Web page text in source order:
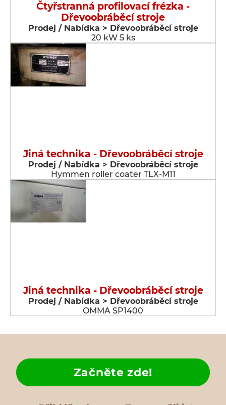
Čtyřstranná profilovací frézka -
Dřevoobráběcí stroje
Prodej / Nabídka > Dřevoobráběcí stroje
20 kW 5 ks
Jiná technika - Dřevoobráběcí stroje
Prodej / Nabídka > Dřevoobráběcí stroje
Hymmen roller coater TLX-M11
Jiná technika - Dřevoobráběcí stroje
Prodej / Nabídka > Dřevoobráběcí stroje
OMMA SP1400
Začněte zde!